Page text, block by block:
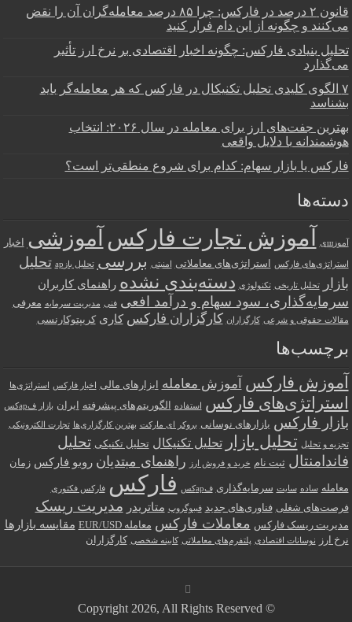
قانون ۲ درصد در فارکس: چرا ۸۵ درصد معامله‌گران آن را نقض
می‌کنند و چگونه از این دام فرار کنید
تحلیل بنیادی فارکس: چگونه اخبار اقتصادی بر نرخ ارز تأثیر
می‌گذارد
۷ الگوی کلیدی تحلیل تکنیکال در فارکس که هر معامله‌گر باید
بشناسد
بهترین جفت‌های ارز برای معامله در سال ۲۰۲۶: انتخاب
هوشمندانه با دلایل واقعی
فارکس یا بازار سهام: کدام برای شروع منطقی‌تر است؟
دسته‌ها
آموزшی آموزش تجارت فارکس آموزشی اخبار
استراتژی‌های فارکس استراتژی‌های معاملاتی امنیتی بررسی تحلیل بازар
تحلیل
بازار
تحلیل تاریخی تکنولوژی دسته‌بندی نشده راهنمای کاربران
سرمایه‌گذاری، سود سهام و درآمد افعی فنی مدیریت سرمایه معرفی
مقالات حقوقی و شرعی کارگزاران کارگزاران فارکس کاری کریپتوکارنسی
برچسب‌ها
آموزش فارکس آموزش معامله ابزارهای مالی اخبار فارکس استراتژی‌ها
استراتژی‌های فارکس استفاده الگوریتم‌های پیشرفته ایران بازار فарکس
بازار فارکس بازارهای نوسانی بروکر ای مارکت بهترین کارگزاری‌ها تجارت الکترونیکی
تجزیه و تحلیل تحلیل بازار تحلیل تکنیکال تحلیل تکنیکی تحلیل
فاندامنتال ثبت نام خرید و فروش ارز راهنمای مبتدیان روبو فارکس زمان
معامله ساده سایت سرمایه‌گذاری فарکس فارکس فارکس فکتوری
فرصت‌های شغلی فناوری‌های جدید فیبوگروپ متاتریدر مدیریت ریسک
مدیریت ریسک فارکس معاملات فارکس معامله EUR/USD مقایسه بازارها
نرخ ارز نوسانات اقتصادی پلتفرم‌های معاملاتی کابینه شخصی کارگزاران
© Copyright 2026, All Rights Reserved